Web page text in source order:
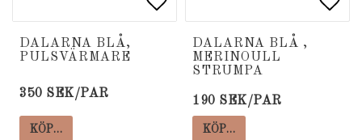
Lägg till i
Lägg till i
DALARNA BLÅ,
PULSVÄRMARE
350 SEK/PAR
KÖP…
DALARNA BLÅ ,
MERINOULL
STRUMPA
190 SEK/PAR
KÖP…